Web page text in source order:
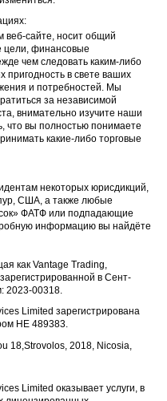
веб-сайте, носит общий
цели, финансовые
чем следовать каким-либо
в свете ваших
и потребностей. Мы
за независимой
внимательно изучите наши
что вы полностью понимаете
какие-либо торговые
некоторых юрисдикций,
США, а также любые
ФАТФ или подпадающие
информацию вы найдёте
как Vantage Trading,
в Сент-
2023-00318.
Limited зарегистрирована
HE 489383.
18,Strovolos, 2018, Nicosia,
Limited оказывает услуги, в